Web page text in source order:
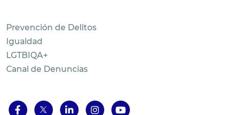
Prevención de Delitos
Igualdad
LGTBIQA+
Canal de Denuncias